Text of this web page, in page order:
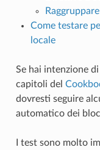
Come testare
locale
Se hai intenzione
capitoli del
dovresti seguire
automatico dei
I test sono molto